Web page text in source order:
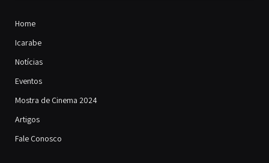
Home
Icarabe
Notícias
Eventos
Mostra de Cinema 2024
Artigos
Fale Conosco